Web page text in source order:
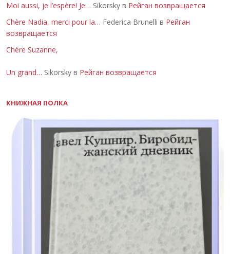
Moi aussi, je l’espère! Je… Sikorsky в Рейган возвращается
Chère Nadia, merci pour la… Federica Brunelli в Рейган
возвращается
Chère Suzanne,
Un grand… Sikorsky в Рейган возвращается
КНИЖНАЯ ПОЛКА